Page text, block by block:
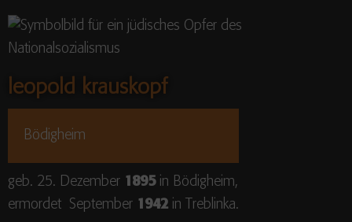
leopold krauskopf
Bödigheim
geb. 25. Dezember 1895in Bödigheim,
ermordet September 1942 in Treblinka.